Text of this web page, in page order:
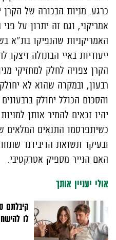
כרגע. מניות הבכורה של
אמריקני, וגם זה יתרון על
האמריקניות שהנפיקו בת"א
ייעודיות באיי הבתולה
הקרן צפויה לחלק למחזיקי
רבעון, ובמקרה שהוא לא
והסכום הכולל יחולק
יהיו זכאים להמיר אותן
ובעיקר תשואת הדיבידנד
האם הנייר מספיק אטרקטיבי.
אולי יעניין אותך
קיבלתם
לו